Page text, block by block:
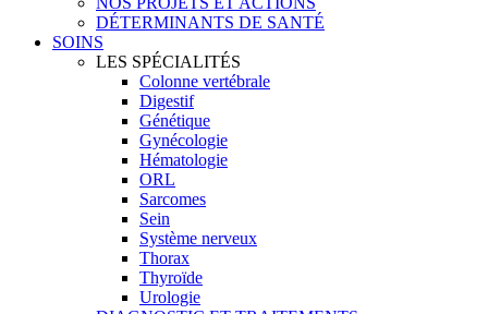
DÉTERMINANTS DE SANTÉ
SOINS
LES SPÉCIALITÉS
Colonne vertébrale
Digestif
Génétique
Gynécologie
Hématologie
ORL
Sarcomes
Sein
Système nerveux
Thorax
Thyroïde
Urologie